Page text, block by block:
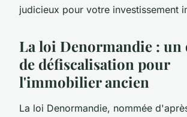
judicieux pour votre investissement
La loi Denormandie :
de défiscalisation pour
l'immobilier ancien
La loi Denormandie, nommée